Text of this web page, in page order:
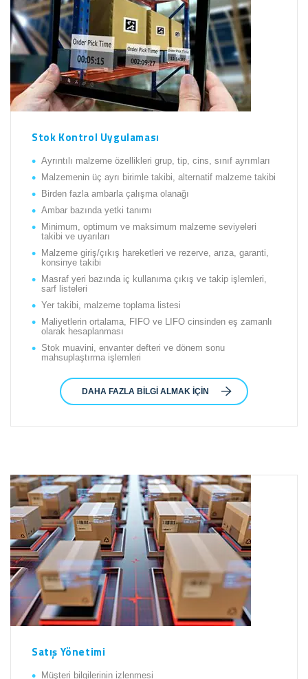
Stok Kontrol Uygulaması
Ayrıntılı malzeme özellikleri grup, tip, cins, sınıf ayrımları
Malzemenin üç ayrı birimle takibi, alternatif malzeme takibi
Birden fazla ambarla çalışma olanağı
Ambar bazında yetki tanımı
Minimum, optimum ve maksimum malzeme seviyeleri
takibi ve uyarıları
Malzeme giriş/çıkış hareketleri ve rezerve, arıza, garanti,
konsinye takibi
Masraf yeri bazında iç kullanıma çıkış ve takip işlemleri,
sarf listeleri
Yer takibi, malzeme toplama listesi
Maliyetlerin ortalama, FIFO ve LIFO cinsinden eş zamanlı
olarak hesaplanması
Stok muavini, envanter defteri ve dönem sonu
mahsuplaştırma işlemleri
DAHA FAZLA BILGI ALMAK İÇIN
Satış Yönetimi
Müşteri bilgilerinin izlenmesi